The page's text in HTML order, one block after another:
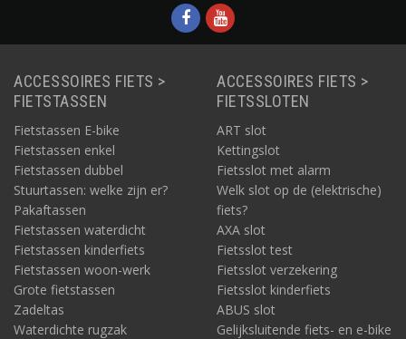
ACCESSOIRES FIETS >
FIETSTASSEN
Fietstassen E-bike
Fietstassen enkel
Fietstassen dubbel
Stuurtassen: welke zijn er?
Pakaftassen
Fietstassen waterdicht
Fietstassen kinderfiets
Fietstassen woon-werk
Grote fietstassen
Zadeltas
Waterdichte rugzak
ACCESSOIRES FIETS >
FIETSSLOTEN
ART slot
Kettingslot
Fietsslot met alarm
Welk slot op de (elektrische)
fiets?
AXA slot
Fietsslot test
Fietsslot verzekering
Fietsslot kinderfiets
ABUS slot
Gelijksluitende fiets- en e-bike